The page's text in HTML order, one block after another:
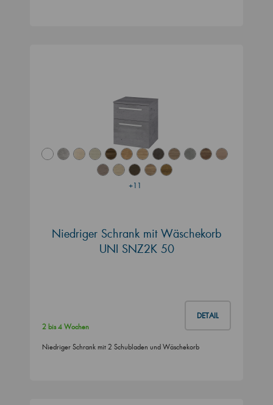
+11
Niedriger Schrank mit Wäschekorb
UNI SNZ2K 50
DETAIL
2 bis 4 Wochen
Niedriger Schrank mit 2 Schubladen und Wäschekorb